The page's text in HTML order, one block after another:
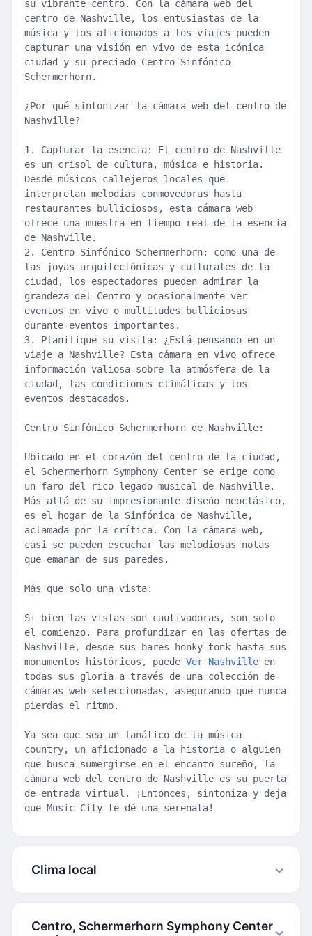
su vibrante centro. Con la cámara web del
centro de Nashville, los entusiastas de la
música y los aficionados a los viajes pueden
capturar una visión en vivo de esta icónica
ciudad y su preciado Centro Sinfónico
Schermerhorn.
¿Por qué sintonizar la cámara web del centro de
Nashville?
1. Capturar la esencia: El centro de Nashville
es un crisol de cultura, música e historia.
Desde músicos callejeros locales que
interpretan melodías conmovedoras hasta
restaurantes bulliciosos, esta cámara web
ofrece una muestra en tiempo real de la esencia
de Nashville.
2. Centro Sinfónico Schermerhorn: como una de
las joyas arquitectónicas y culturales de la
ciudad, los espectadores pueden admirar la
grandeza del Centro y ocasionalmente ver
eventos en vivo o multitudes bulliciosas
durante eventos importantes.
3. Planifique su visita: ¿Está pensando en un
viaje a Nashville? Esta cámara en vivo ofrece
información valiosa sobre la atmósfera de la
ciudad, las condiciones climáticas y los
eventos destacados.
Centro Sinfónico Schermerhorn de Nashville:
Ubicado en el corazón del centro de la ciudad,
el Schermerhorn Symphony Center se erige como
un faro del rico legado musical de Nashville.
Más allá de su impresionante diseño neoclásico,
es el hogar de la Sinfónica de Nashville,
aclamada por la crítica. Con la cámara web,
casi se pueden escuchar las melodiosas notas
que emanan de sus paredes.
Más que solo una vista:
Si bien las vistas son cautivadoras, son solo
el comienzo. Para profundizar en las ofertas de
Nashville, desde sus bares honky-tonk hasta sus
monumentos históricos, puede Ver Nashville en
todas sus gloria a través de una colección de
cámaras web seleccionadas, asegurando que nunca
pierdas el ritmo.
Ya sea que sea un fanático de la música
country, un aficionado a la historia o alguien
que busca sumergirse en el encanto sureño, la
cámara web del centro de Nashville es su puerta
de entrada virtual. ¡Entonces, sintoniza y deja
que Music City te dé una serenata!
Clima local
Centro, Schermerhorn Symphony Center